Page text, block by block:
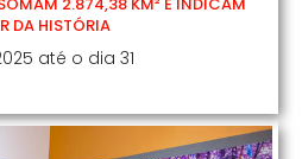
DA HISTÓRIA
até o dia 31